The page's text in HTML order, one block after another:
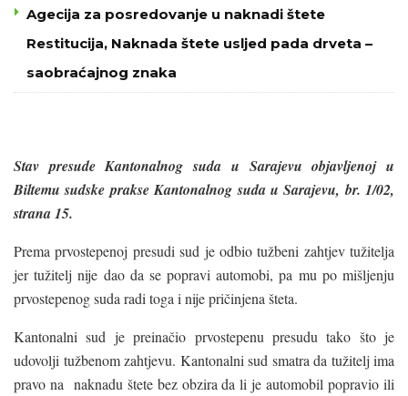
Agecija za posredovanje u naknadi štete
Restitucija, Naknada štete usljed pada drveta –
saobraćajnog znaka
Stav presude Kantonalnog suda u Sarajevu objavljenoj u
Biltemu sudske prakse Kantonalnog suda u Sarajevu, br. 1/02,
strana 15.
Prema prvostepenoj presudi sud je odbio tužbeni zahtjev tužitelja
jer tužitelj nije dao da se popravi automobi, pa mu po mišljenju
prvostepenog suda radi toga i nije pričinjena šteta.
Kantonalni sud je preinačio prvostepenu presudu tako što je
udovolji tužbenom zahtjevu. Kantonalni sud smatra da tužitelj ima
pravo na naknadu štete bez obzira da li je automobil popravio ili